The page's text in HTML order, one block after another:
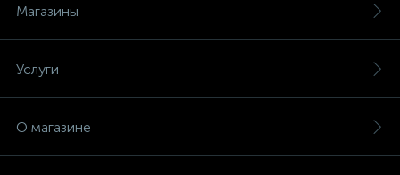
Магазины
Услуги
О магазине